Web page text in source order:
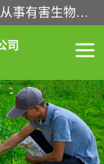
云南昆明亿之豪消杀公司是一家专业从事有害生物防治综合治理的公司，治理服务包括：灭鼠,杀虫,除虫,除蟑螂,白蚁防治,消杀等；安全环保,快速上门,价格透明,完善的售后服务,不影响您的生活工作。
司
务